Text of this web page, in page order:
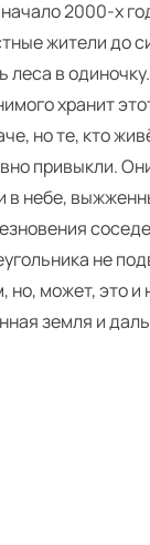
начало 2000‑х
жители до
леса в
хранит
но те, кто
привыкли.
в небе,
не
но, может, это и
земля и